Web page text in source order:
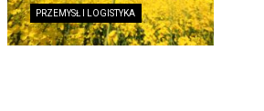
PRZEMYSŁ I LOGISTYKA